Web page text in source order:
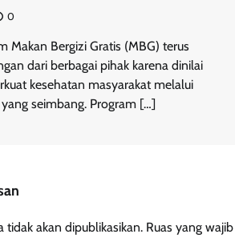
0
Makan Bergizi Gratis (MBG) terus
dari berbagai pihak karena dinilai
kesehatan masyarakat melalui
seimbang. Program […]
akan dipublikasikan. Ruas yang wajib